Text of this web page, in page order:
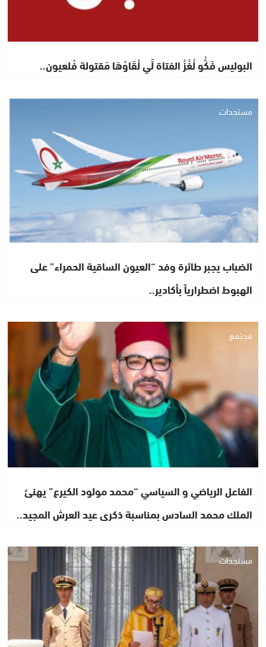
البوليس فَكُّو لُغْزْ الفتاة لِّي لْقَاوْهَا مَقتولة فْلعيون..
مستجدات
الضباب يجبر طائرة وفد “العيون الساقية الحمراء” على
الهبوط اضطرارياً بأكادير..
مجتمع
الفاعل الرياضي و السياسي “محمد مولود الكيرع” يهنئ
الملك محمد السادس بمناسبة ذكرى عيد العرش المجيد..
مستجدات